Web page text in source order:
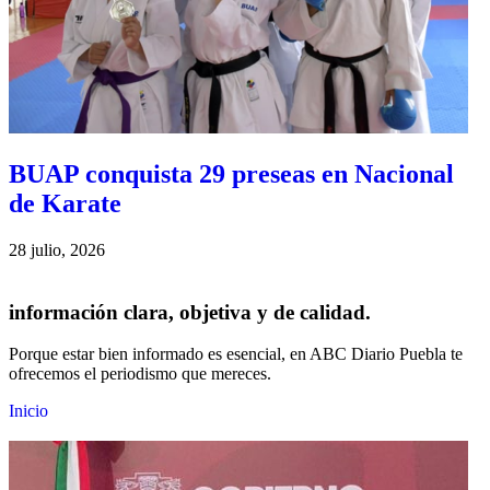
BUAP conquista 29 preseas en Nacional
de Karate
28 julio, 2026
información clara, objetiva y de calidad.
Porque estar bien informado es esencial, en ABC Diario Puebla te
ofrecemos el periodismo que mereces.
Inicio